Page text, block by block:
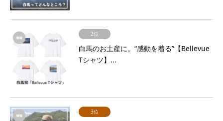
2位
白馬のお土産に。“感動を着る”【Bellevue
Tシャツ】...
3位